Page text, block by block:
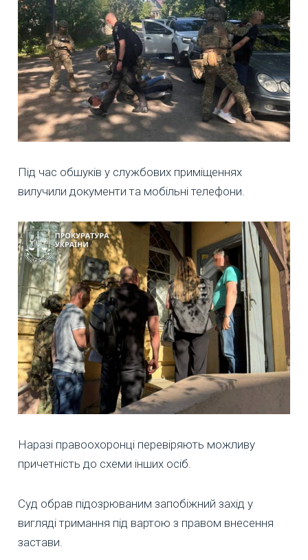
Під час обшуків у службових приміщеннях
вилучили документи та мобільні телефони.
Наразі правоохоронці перевіряють можливу
причетність до схеми інших осіб.
Суд обрав підозрюваним запобіжний захід у
вигляді тримання під вартою з правом внесення
застави.